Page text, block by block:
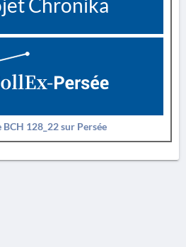
Chronika
128_22 sur Persée